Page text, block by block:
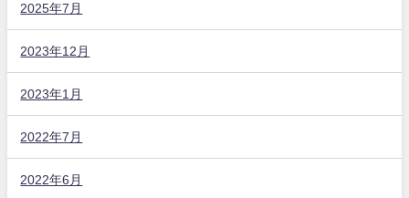
2025年7月
2023年12月
2023年1月
2022年7月
2022年6月